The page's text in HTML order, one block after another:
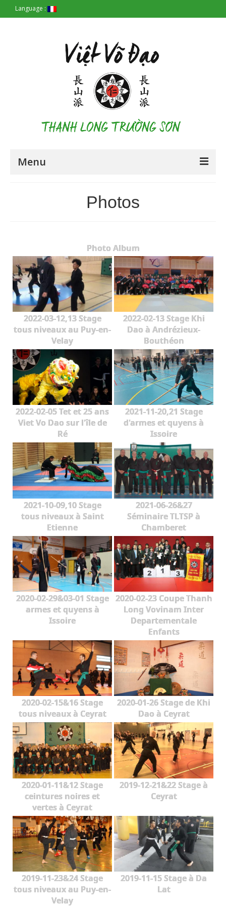
Language :
Menu
Stages
Media
Blog
Contact
Photos
Photo Album
2022-03-12,13 Stage
tous niveaux au Puy-en-
Velay
2022-02-13 Stage Khi
Dao à Andrézieux-
Bouthéon
2022-02-05 Tet et 25 ans
Viet Vo Dao sur l'île de
Ré
2021-11-20,21 Stage
d'armes et quyens à
Issoire
2021-10-09,10 Stage
tous niveaux à Saint
Etienne
2021-06-26&27
Séminaire TLTSP à
Chamberet
2020-02-29&03-01 Stage
armes et quyens à
Issoire
2020-02-23 Coupe Thanh
Long Vovinam Inter
Departementale
Enfants
2020-02-15&16 Stage
tous niveaux à Ceyrat
2020-01-26 Stage de Khi
Dao à Ceyrat
2020-01-11&12 Stage
ceintures noires et
vertes à Ceyrat
2019-12-21&22 Stage à
Ceyrat
2019-11-23&24 Stage
tous niveaux au Puy-en-
Velay
2019-11-15 Stage à Da
Lat